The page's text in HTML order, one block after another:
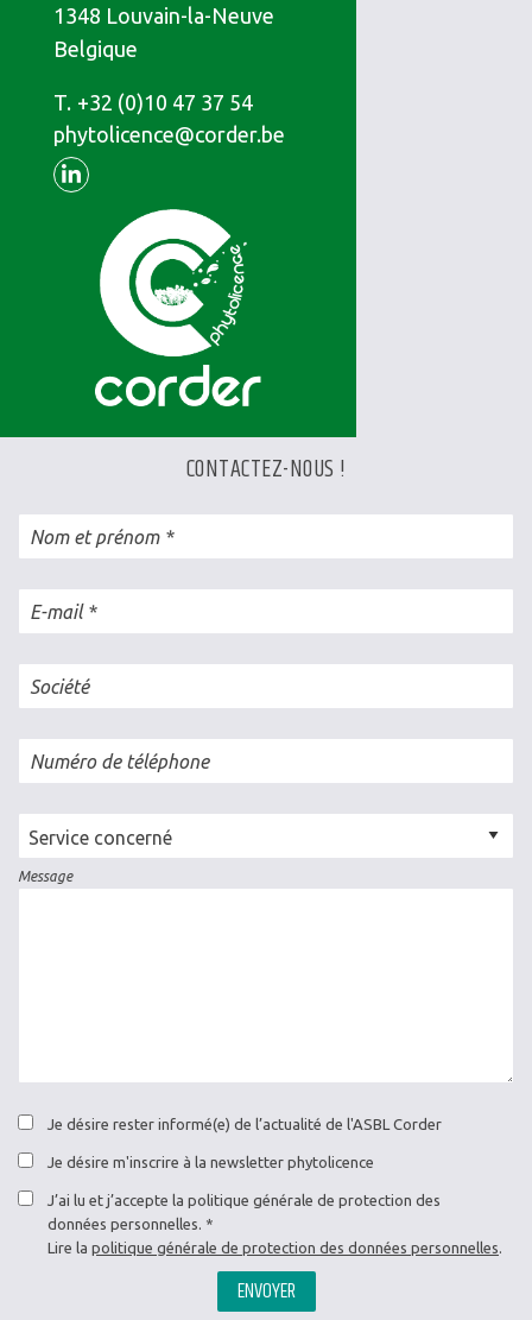
1348 Louvain-la-Neuve
Belgique
T. Téléphone
+32 (0)10 47 37 54
phytolicence@corder.be
Linkedin
CONTACTEZ-NOUS !
Nom et prénom
E-mail
Société
Numéro de téléphone
Cellule
concernée
Message
Je désire rester informé(e) de l’actualité de l'ASBL Corder
Je désire m'inscrire à la newsletter phytolicence
J’ai lu et j’accepte la politique générale de protection des
données personnelles.
Lire la politique générale de protection des données personnelles.
ENVOYER